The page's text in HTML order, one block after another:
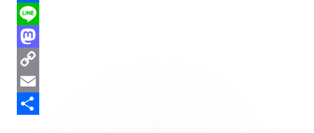
r
e
a
d
s
u
e
s
k
F
a
c
e
b
L
n
e
M
a
s
C
o
E